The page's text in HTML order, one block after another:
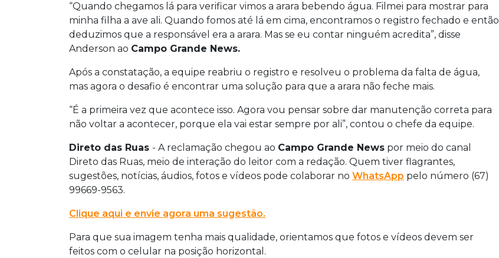
“Quando chegamos lá para verificar vimos a arara bebendo água. Filmei para mostrar para
minha filha a ave ali. Quando fomos até lá em cima, encontramos o registro fechado e então
deduzimos que a responsável era a arara. Mas se eu contar ninguém acredita”, disse
Anderson ao Campo Grande News.
Após a constatação, a equipe reabriu o registro e resolveu o problema da falta de água,
mas agora o desafio é encontrar uma solução para que a arara não feche mais.
“É a primeira vez que acontece isso. Agora vou pensar sobre dar manutenção correta para
não voltar a acontecer, porque ela vai estar sempre por ali”, contou o chefe da equipe.
Direto das Ruas - A reclamação chegou ao Campo Grande News por meio do canal
Direto das Ruas, meio de interação do leitor com a redação. Quem tiver flagrantes,
sugestões, notícias, áudios, fotos e vídeos pode colaborar no WhatsApp pelo número (67)
99669-9563.
Clique aqui e envie agora uma sugestão.
Para que sua imagem tenha mais qualidade, orientamos que fotos e vídeos devem ser
feitos com o celular na posição horizontal.